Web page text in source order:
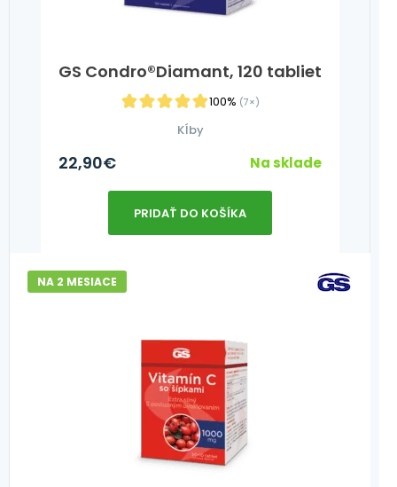
GS Condro®Diamant, 120 tabliet
100% (7×)
Kĺby
22,90€ Na sklade
PRIDAŤ DO KOŠÍKA
NA 2 MESIACE